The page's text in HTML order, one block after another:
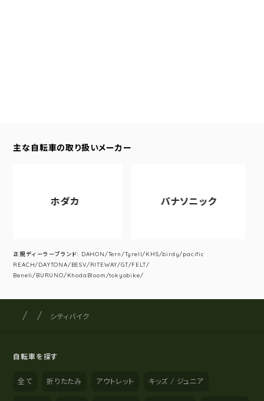
主な自転車の取り扱いメーカー
ホダカ パナソニック
正規ディーラーブランド: DAHON/Tern/Tyrell/KHS/birdy/pacific
REACH/DAYTONA/BESV/RITEWAY/GT/FELT/
Beneli/BURUNO/KhodaBloom/tokyobike/
サイト内の現在地
サイクルショップナカゴヤ
シティバイク
自転車を探す
全て 折りたたみ アウトレット キッズ / ジュニア